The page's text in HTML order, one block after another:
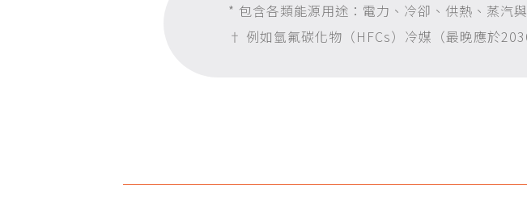
* 包含各類能源用途：電力、冷卻、供熱、蒸汽
† 例如氫氟碳化物（HFCs）冷媒（最晚應於